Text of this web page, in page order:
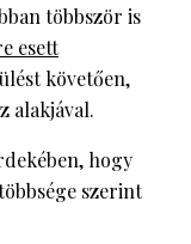
többször is
esett
követően,
alakjával.
hogy
szerint